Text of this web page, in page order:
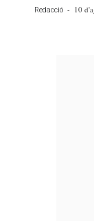
Redacció - 10